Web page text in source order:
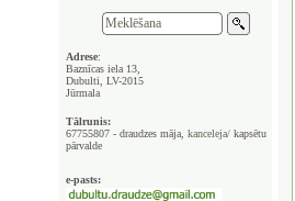
Adrese:
Baznīcas iela 13,
Dubulti, LV-2015
Jūrmala
Tālrunis:
67755807 - draudzes māja, kanceleja/ kapsētu
pārvalde
e-pasts: